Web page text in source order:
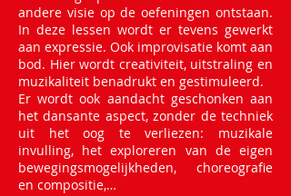
andere visie op de oefeningen ontstaan.
In deze lessen wordt er tevens gewerkt
aan expressie. Ook improvisatie komt aan
bod. Hier wordt creativiteit, uitstraling en
muzikaliteit benadrukt en gestimuleerd.
Er wordt ook aandacht geschonken aan
het dansante aspect, zonder de techniek
uit het oog te verliezen: muzikale
invulling, het exploreren van de eigen
bewegingsmogelijkheden, choreografie
en compositie,…